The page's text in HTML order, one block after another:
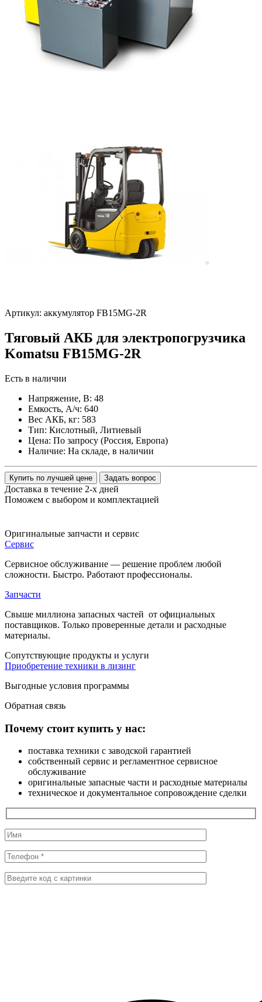
Артикул: аккумулятор FB15MG-2R
Тяговый АКБ для электропогрузчика
Komatsu FB15MG-2R
Есть в наличии
Напряжение, В: 48
Емкость, А/ч: 640
Вес АКБ, кг: 583
Тип: Кислотный, Литиевый
Цена: По запросу (Россия, Европа)
Наличие: На складе, в наличии
Купить по лучшей цене Задать вопрос
Доставка в течение 2-х дней
Поможем с выбором и комплектацией
Оригинальные запчасти и сервис
Сервис
Сервисное обслуживание — решение проблем любой
сложности. Быстро. Работают профессионалы.
Запчасти
Свыше миллиона запасных частей от официальных
поставщиков. Только проверенные детали и расходные
материалы.
Cопутствующие продукты и услуги
Приобретение техники в лизинг
Выгодные условия программы
Обратная связь
Почему стоит купить у нас:
поставка техники с заводской гарантией
собственный сервис и регламентное сервисное
обслуживание
оригинальные запасные части и расходные материалы
техническое и документальное сопровождение сделки